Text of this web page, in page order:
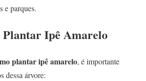
e parques.
Plantar Ipê Amarelo
plantar ipê amarelo, é importante
dessa árvore: